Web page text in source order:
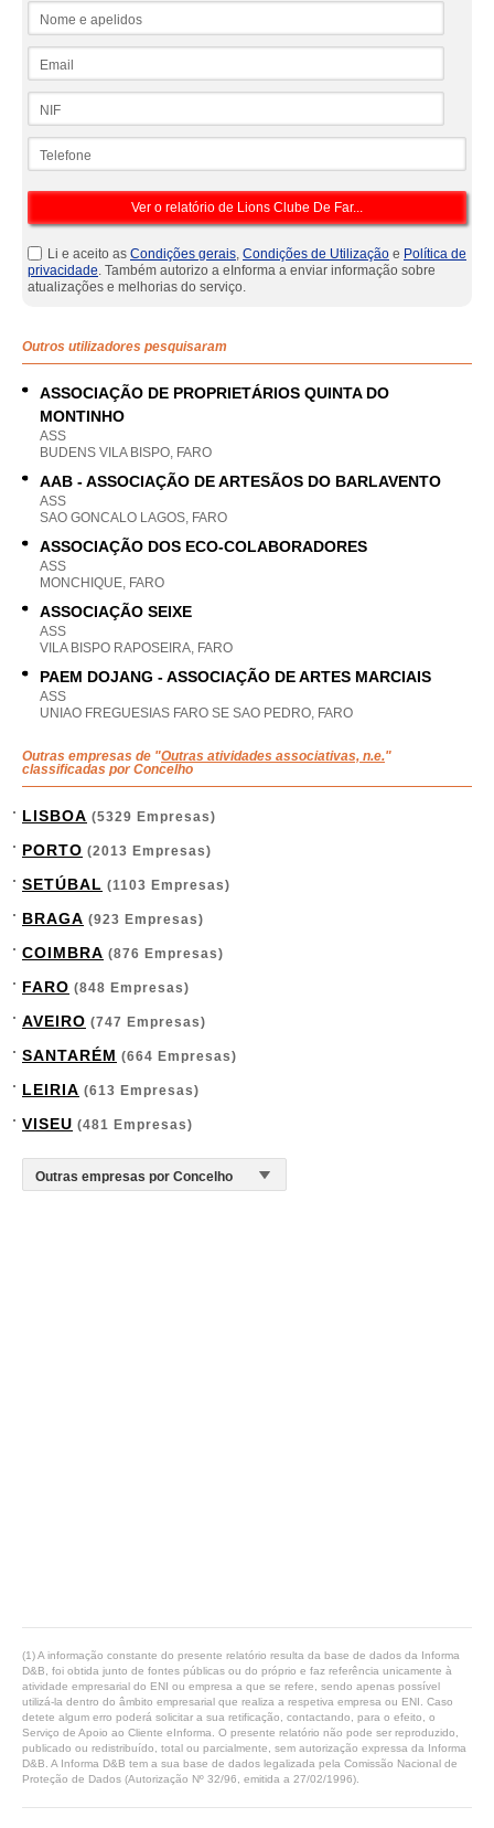
Li e aceito as Condições gerais, Condições de Utilização e Política de
privacidade. Também autorizo a eInforma a enviar informação sobre
atualizações e melhorias do serviço.
Outros utilizadores pesquisaram
ASSOCIAÇÃO DE PROPRIETÁRIOS QUINTA DO
MONTINHO
ASS
BUDENS VILA BISPO, FARO
AAB - ASSOCIAÇÃO DE ARTESÃOS DO BARLAVENTO
ASS
SAO GONCALO LAGOS, FARO
ASSOCIAÇÃO DOS ECO-COLABORADORES
ASS
MONCHIQUE, FARO
ASSOCIAÇÃO SEIXE
ASS
VILA BISPO RAPOSEIRA, FARO
PAEM DOJANG - ASSOCIAÇÃO DE ARTES MARCIAIS
ASS
UNIAO FREGUESIAS FARO SE SAO PEDRO, FARO
Outras empresas de "Outras atividades associativas, n.e."
classificadas por Concelho
LISBOA (5329 Empresas)
PORTO (2013 Empresas)
SETÚBAL (1103 Empresas)
BRAGA (923 Empresas)
COIMBRA (876 Empresas)
FARO (848 Empresas)
AVEIRO (747 Empresas)
SANTARÉM (664 Empresas)
LEIRIA (613 Empresas)
VISEU (481 Empresas)
(1) A informação constante do presente relatório resulta da base de dados da Informa
D&B, foi obtida junto de fontes públicas ou do próprio e faz referência unicamente à
atividade empresarial do ENI ou empresa a que se refere, sendo apenas possível
utilizá-la dentro do âmbito empresarial que realiza a respetiva empresa ou ENI. Caso
detete algum erro poderá solicitar a sua retificação, contactando, para o efeito, o
Serviço de Apoio ao Cliente eInforma. O presente relatório não pode ser reproduzido,
publicado ou redistribuído, total ou parcialmente, sem autorização expressa da Informa
D&B. A Informa D&B tem a sua base de dados legalizada pela Comissão Nacional de
Proteção de Dados (Autorização Nº 32/96, emitida a 27/02/1996).